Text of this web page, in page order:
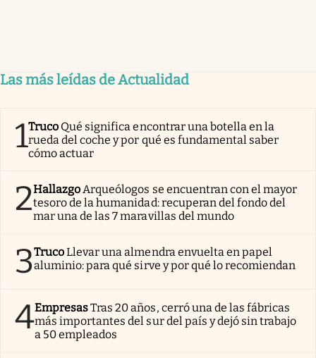
Las más leídas de Actualidad
1Truco Qué significa encontrar una botella en la
rueda del coche y por qué es fundamental saber
cómo actuar
2Hallazgo Arqueólogos se encuentran con el mayor
tesoro de la humanidad: recuperan del fondo del
mar una de las 7 maravillas del mundo
3TrucoLlevar una almendra envuelta en papel
aluminio: para qué sirve y por qué lo recomiendan
4EmpresasTras 20 años, cerró una de las fábricas
más importantes del sur del país y dejó sin trabajo
a 50 empleados